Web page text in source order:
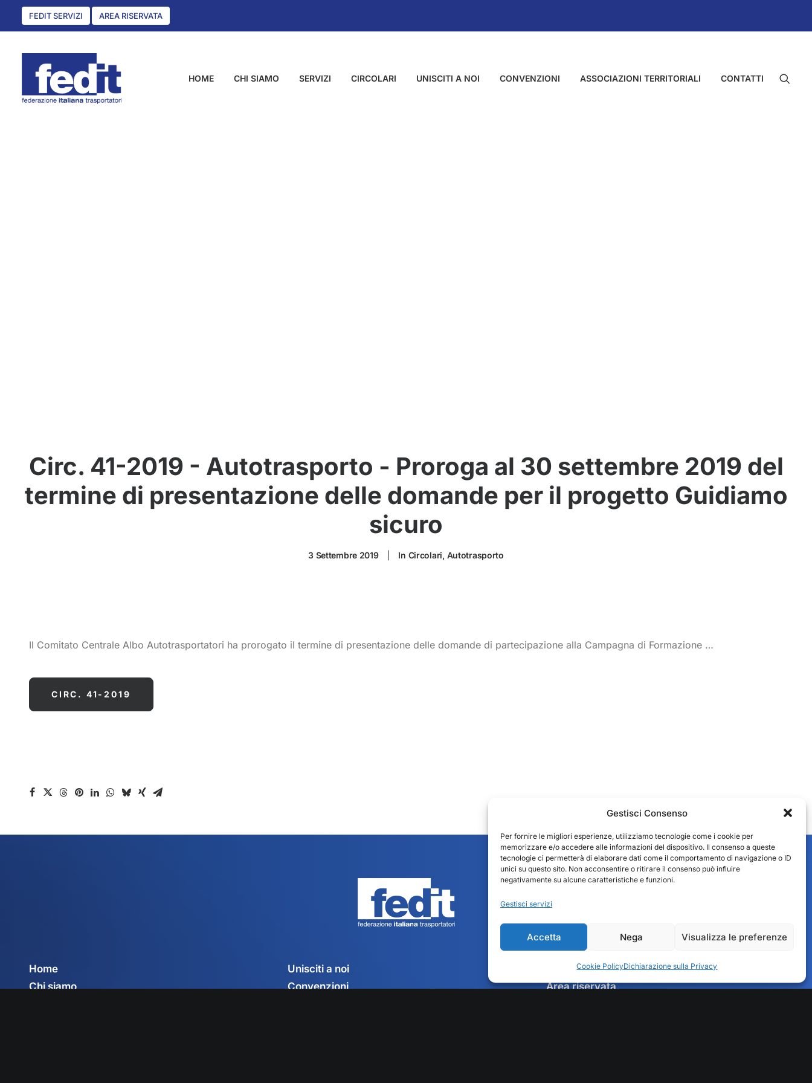
Gestisci Consenso
Per fornire le migliori esperienze, utilizziamo tecnologie come i cookie per
memorizzare e/o accedere alle informazioni del dispositivo. Il consenso a queste
tecnologie ci permetterà di elaborare dati come il comportamento di navigazione o ID
unici su questo sito. Non acconsentire o ritirare il consenso può influire
negativamente su alcune caratteristiche e funzioni.
Gestisci servizi
Accetta Nega Visualizza le preferenze
Cookie PolicyDichiarazione sulla Privacy
FEDIT SERVIZI AREA RISERVATA
HOME CHI SIAMO SERVIZI CIRCOLARI UNISCITI A NOI CONVENZIONI ASSOCIAZIONI TERRITORIALI CONTATTI
Circ. 41-2019 - Autotrasporto - Proroga al 30 settembre 2019 del
termine di presentazione delle domande per il progetto Guidiamo
sicuro
3 Settembre 2019 In Circolari, Autotrasporto
Il Comitato Centrale Albo Autotrasportatori ha prorogato il termine di presentazione delle domande di partecipazione alla Campagna di Formazione …
CIRC. 41-2019
Home
Chi siamo
Unisciti a noi
Convenzioni
Fedit Servizi
Area riservata